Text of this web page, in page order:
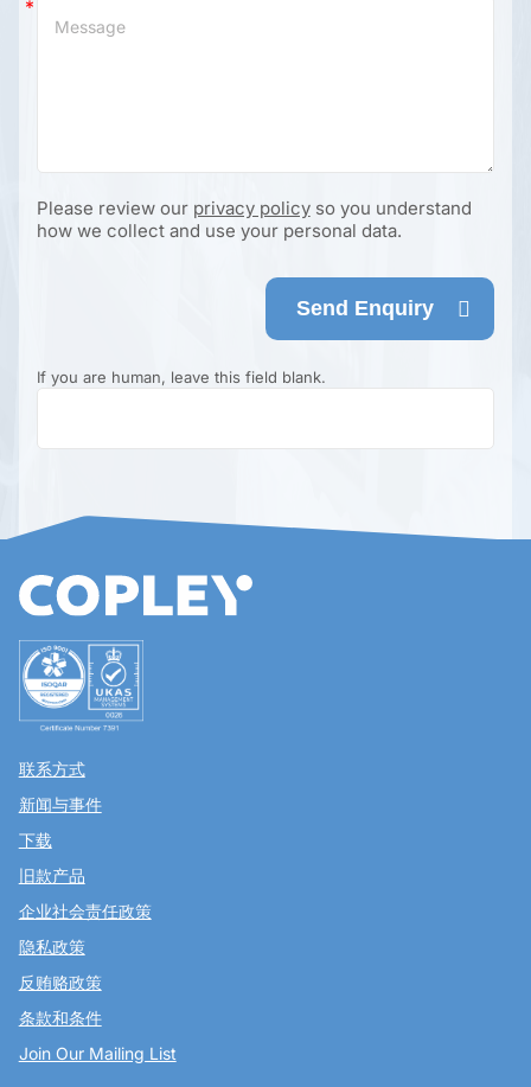
Please review our privacy policyso you understand
how we collect and use your personal data.
Send Enquiry
If you are human, leave this field blank.
联系方式
新闻与事件
下载
旧款产品
企业社会责任政策
隐私政策
反贿赂政策
条款和条件
Join Our Mailing List